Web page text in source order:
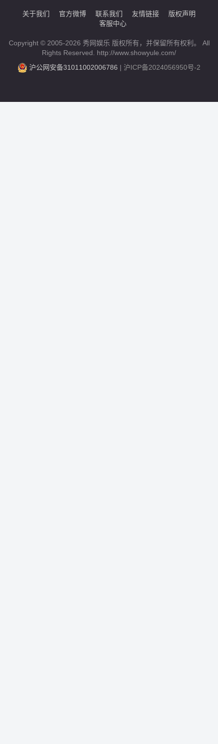
关于我们 官方微博 联系我们 友情链接
版权声明
客服中心
Copyright © 2005-2026 秀网娱乐 版权所有，并保留所有权利。 All
Rights Reserved. http://www.showyule.com/
沪公网安备31011002006786 | 沪ICP备2024056950号-2